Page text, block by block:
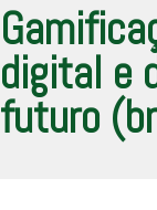
digital e
futuro